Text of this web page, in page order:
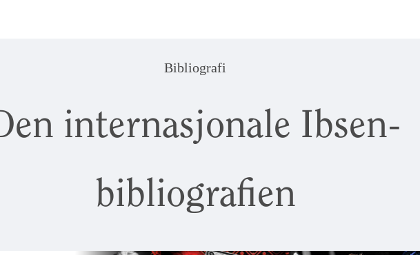
Bibliografi
internasjonale Ibsen-
bibliografien